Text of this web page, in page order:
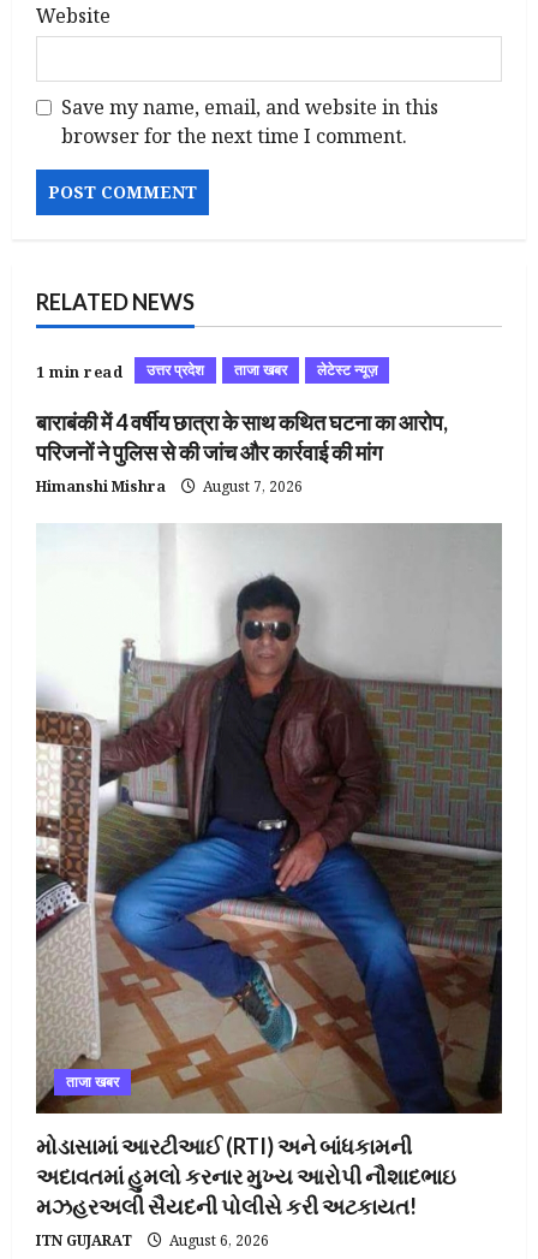
Website
Save my name, email, and website in this
browser for the next time I comment.
RELATED NEWS
1 min read उत्तर प्रदेश ताजा खबर लेटेस्ट न्यूज़
बाराबंकी में 4 वर्षीय छात्रा के साथ कथित घटना का आरोप,
परिजनों ने पुलिस से की जांच और कार्रवाई की मांग
Himanshi Mishra August 7, 2026
ताजा खबर
મોડાસામાં આરટીઆઈ (RTI) અને બાંધકામની
અદાવતમાં હુમલો કરનાર મુખ્ય આરોપી નૌશાદભાઇ
મઝહરઅલી સૈયદની પોલીસે કરી અટકાયત!
ITN GUJARAT August 6, 2026